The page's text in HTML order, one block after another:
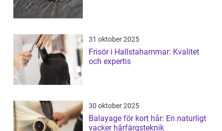
31 oktober 2025
Frisör i Hallstahammar: Kvalitet
och expertis
30 oktober 2025
Balayage för kort hår: En naturligt
vacker hårfärgsteknik